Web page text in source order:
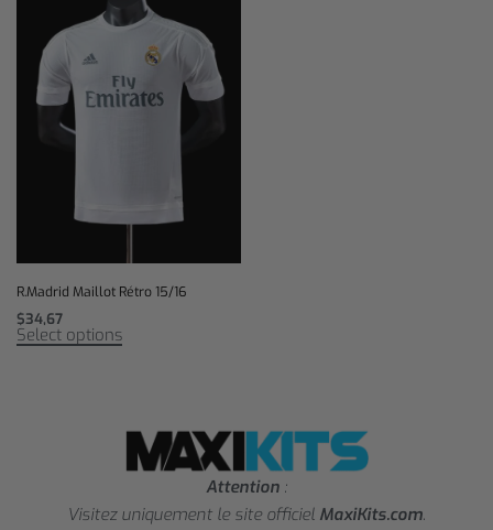
R.Madrid Maillot Rétro 15/16
$34,67
Select options
Attention :
Visitez uniquement le site officiel MaxiKits.com.